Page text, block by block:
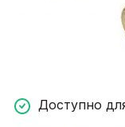
Доступно